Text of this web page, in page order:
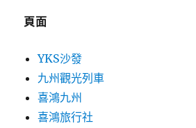
頁面
YKS沙發
九州觀光列車
喜鴻九州
喜鴻旅行社